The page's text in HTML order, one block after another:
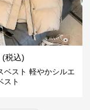
(税込)
ベスト 軽やかシルエ
スト